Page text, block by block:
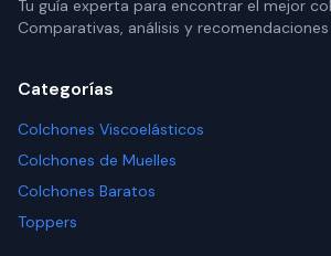
Tu guía experta para encontrar el mejor
Comparativas, análisis y
Categorías
Colchones Viscoelásticos
Colchones de Muelles
Colchones Baratos
Toppers